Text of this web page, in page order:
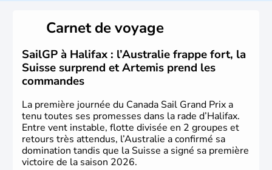
territoire de la ville de Québec, le Canada passe ensuite
sous le contrôle des Britanniques. L'indépendance du
pays a été obtenue au cours d'un long processus qui s'est
étalé de 1867 à 1982. Le peuple autochtone des Inuits,
aujourd'hui appelé Eskimos, n'est découvert qu'au début
du XXème siècle lors d'une expédition dans le Grand
Nord.
Carnet de voyage
SailGP à Halifax : l’Australie frappe fort, la
Suisse surprend et Artemis prend les
commandes
La première journée du Canada Sail Grand Prix a
tenu toutes ses promesses dans la rade d’Halifax.
Entre vent instable, flotte divisée en 2 groupes et
retours très attendus, l’Australie a confirmé sa
domination tandis que la Suisse a signé sa première
victoire de la saison 2026.